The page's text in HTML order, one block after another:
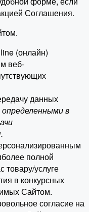
Соглашения.
(онлайн)
веб-
данных
определенными в
полной
услуге
в конкурсных
Сайтом.
согласие на